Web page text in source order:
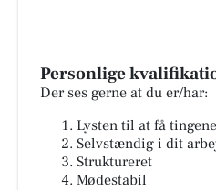
Personlige
Der ses gerne at du er/har:
Lysten til at få
Selvstændig i dit
Struktureret
Mødestabil